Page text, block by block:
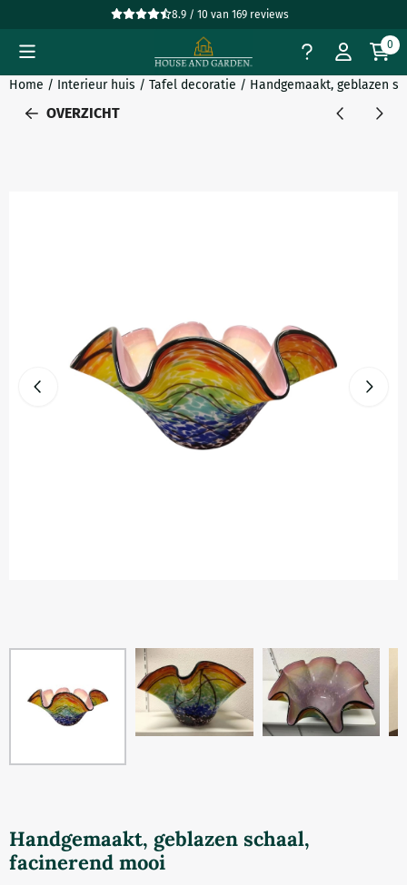
Cookievoorkeuren zijn beschikbaar. Kies instellingen of sta
8.9 / 10 van169 reviews
0
Home / Interieur huis / Tafel decoratie / Handgemaakt, geblazen
OVERZICHT
Handgemaakt, geblazen schaal,
facinerend mooi